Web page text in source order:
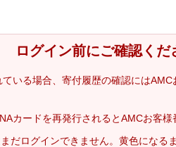
ログイン前にご確認くだ
いる場合、寄付履歴の確認には
カードを再発行されるとAMCお客様
だログインできません。黄色になる